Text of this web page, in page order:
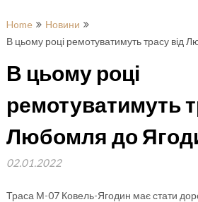
Home
Новини
В цьому році ремотуватимуть трасу від
В цьому році
ремотуватимуть
Любомля до
02.01.2022
Траса М-07 Ковель-Ягодин має стати